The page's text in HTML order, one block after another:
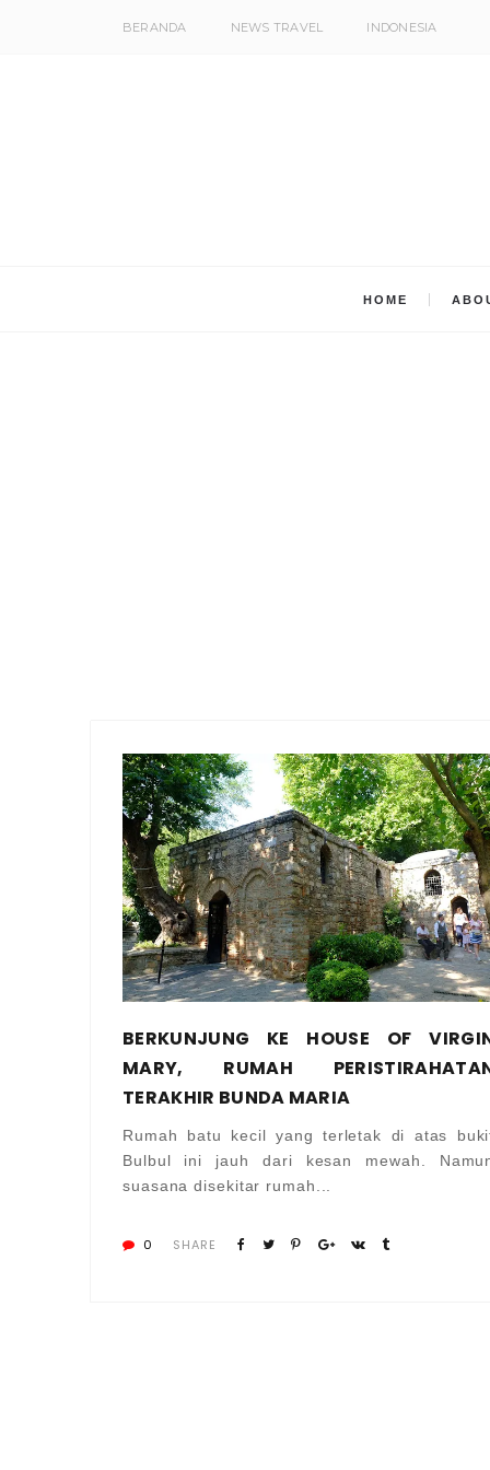
BERANDA NEWS TRAVEL INDONESIA
HOME
BERKUNJUNG KE HOUSE OF
MARY, RUMAH
TERAKHIR BUNDA MARIA
Rumah batu kecil yang terletak di atas
Bulbul ini jauh dari kesan mewah.
suasana disekitar rumah...
0 SHARE